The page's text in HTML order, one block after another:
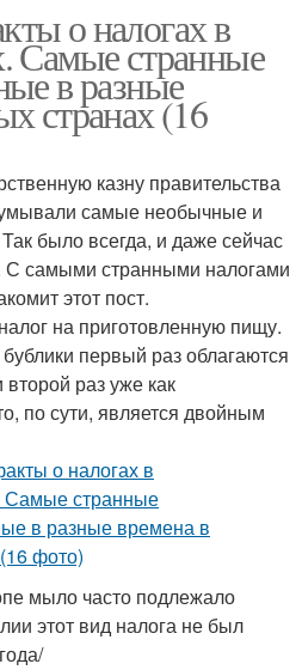
о налогах в
Самые странные
в разные
странах (16
казну правительства
самые необычные и
было всегда, и даже сейчас
С самыми странными налогами
этот пост.
на приготовленную пищу.
первый раз облагаются
раз уже как
по сути, является двойным
мыло часто подлежало
этот вид налога не был